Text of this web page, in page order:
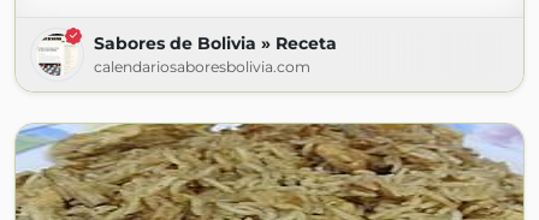
Sabores de Bolivia » Receta
calendariosaboresbolivia.com